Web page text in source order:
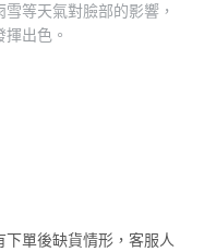
等天氣對臉部的影響，
出色。
單後缺貨情形，客服人